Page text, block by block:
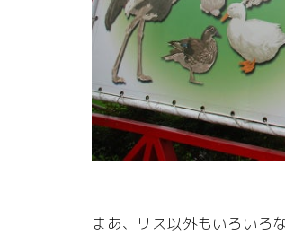
まあ、リス以外もいろいろ